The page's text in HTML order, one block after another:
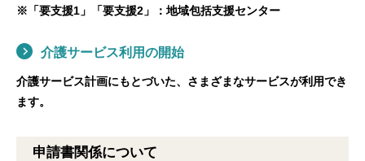
※「要支援1」「要支援2」：地域包括支援センター
介護サービス利用の開始
介護サービス計画にもとづいた、さまざまなサービスが利用でき
ます。
申請書関係について